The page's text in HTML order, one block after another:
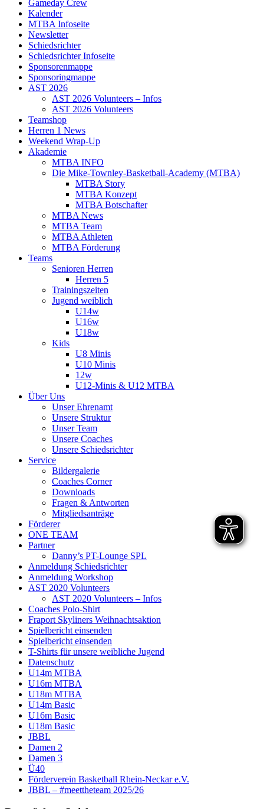
Gameday Crew
Kalender
MTBA Infoseite
Newsletter
Schiedsrichter
Schiedsrichter Infoseite
Sponsorenmappe
Sponsoringmappe
AST 2026
AST 2026 Volunteers – Infos
AST 2026 Volunteers
Teamshop
Herren 1 News
Weekend Wrap-Up
Akademie
MTBA INFO
Die Mike-Townley-Basketball-Academy (MTBA)
MTBA Story
MTBA Konzept
MTBA Botschafter
MTBA News
MTBA Team
MTBA Athleten
MTBA Förderung
Teams
Senioren Herren
Herren 5
Trainingszeiten
Jugend weiblich
U14w
U16w
U18w
Kids
U8 Minis
U10 Minis
12w
U12-Minis & U12 MTBA
Über Uns
Unser Ehrenamt
Unsere Struktur
Unser Team
Unsere Coaches
Unsere Schiedsrichter
Service
Bildergalerie
Coaches Corner
Downloads
Fragen & Antworten
Mitgliedsanträge
Förderer
ONE TEAM
Partner
Danny’s PT-Lounge SPL
Anmeldung Schiedsrichter
Anmeldung Workshop
AST 2020 Volunteers
AST 2020 Volunteers – Infos
Coaches Polo-Shirt
Fraport Skyliners Weihnachtsaktion
Spielbericht einsenden
Spielbericht einsenden
T-Shirts für unsere weibliche Jugend
Datenschutz
U14m MTBA
U16m MTBA
U18m MTBA
U14m Basic
U16m Basic
U18m Basic
JBBL
Damen 2
Damen 3
Ü40
Förderverein Basketball Rhein-Neckar e.V.
JBBL – #meettheteam 2025/26